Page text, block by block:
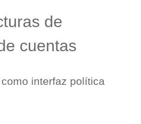
de
cuentas
interfaz política